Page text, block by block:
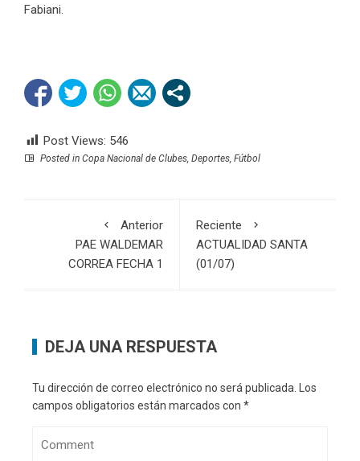
Fabiani.
Post Views: 546
Posted in Copa Nacional de Clubes Deportes Fútbol
Anterior
PAE WALDEMAR
CORREA FECHA 1
Reciente
ACTUALIDAD SANTA
(01/07)
DEJA UNA RESPUESTA
Tu dirección de correo electrónico no será publicada. Los
campos obligatorios están marcados con *